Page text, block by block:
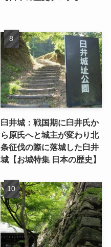
臼井城：戦国期に臼井氏か
ら原氏へと城主が変わり北
条征伐の際に落城した臼井
城【お城特集 日本の歴史】